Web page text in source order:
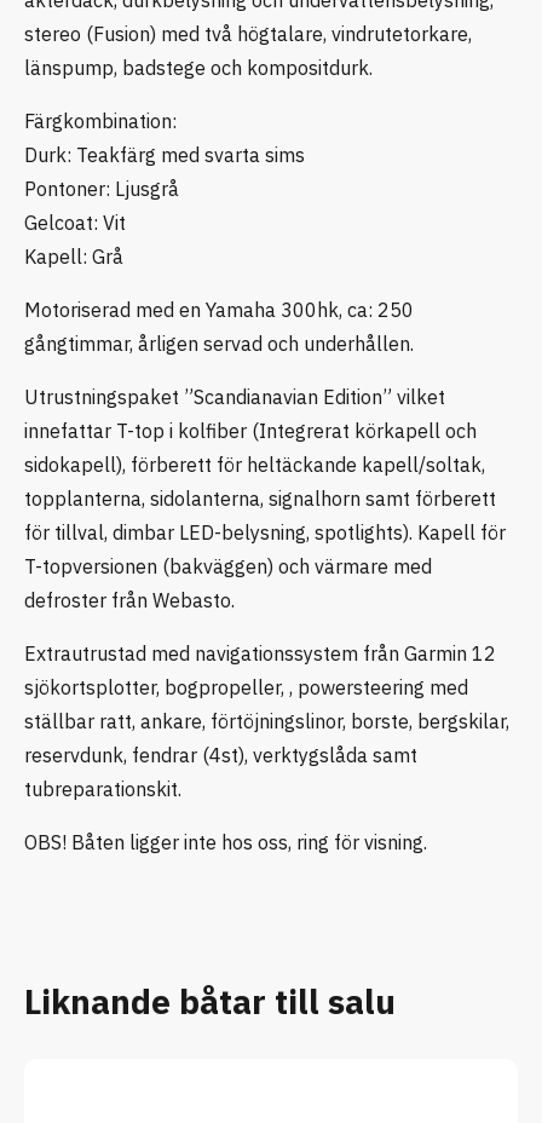
stereo (Fusion) med två högtalare, vindrutetorkare,
länspump, badstege och kompositdurk.
Färgkombination:
Durk: Teakfärg med svarta sims
Pontoner: Ljusgrå
Gelcoat: Vit
Kapell: Grå
Motoriserad med en Yamaha 300hk, ca: 250
gångtimmar, årligen servad och underhållen.
Utrustningspaket ”Scandianavian Edition” vilket
innefattar T-top i kolfiber (Integrerat körkapell och
sidokapell), förberett för heltäckande kapell/soltak,
topplanterna, sidolanterna, signalhorn samt förberett
för tillval, dimbar LED-belysning, spotlights). Kapell för
T-topversionen (bakväggen) och värmare med
defroster från Webasto.
Extrautrustad med navigationssystem från Garmin 12
sjökortsplotter, bogpropeller, , powersteering med
ställbar ratt, ankare, förtöjningslinor, borste, bergskilar,
reservdunk, fendrar (4st), verktygslåda samt
tubreparationskit.
OBS! Båten ligger inte hos oss, ring för visning.
Liknande båtar till salu